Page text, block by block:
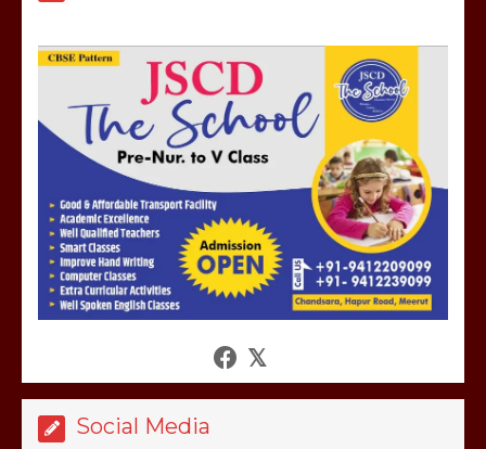
Social Media
होलिका रखने पर लात मार कर होलिका को किया
तहस नहस,मोहल्ले वालों के साथ की गई गाली
गलोच ,कहा अगर रखी गई होली तो होगा खून
March 11, 2025
आखिर क्यों जैनुल सालीकिन को शहर काजी नहीं
शफीकुर्रहमान रहमान ने